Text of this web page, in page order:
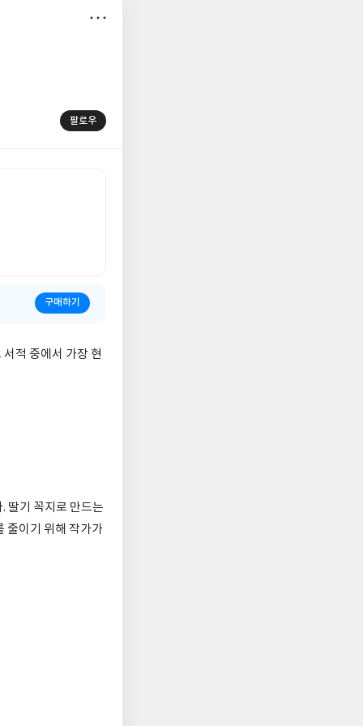
팔로우
구매하기
적 중에서 가장 현
딸기 꼭지로 만드는
줄이기 위해 작가가